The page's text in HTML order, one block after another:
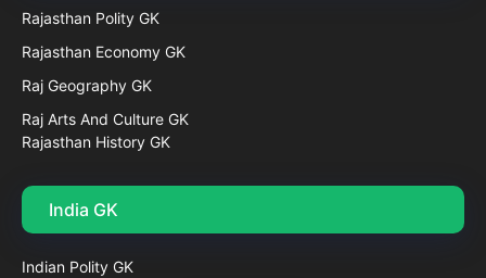
Rajasthan Polity GK
Rajasthan Economy GK
Raj Geography GK
Raj Arts And Culture GK
Rajasthan History GK
India GK
Indian Polity GK